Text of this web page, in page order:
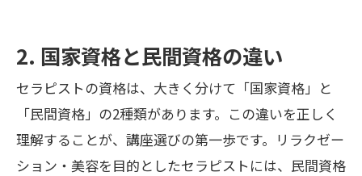
2. 国家資格と民間資格の違い
セラピストの資格は、大きく分けて「国家資格」と
「民間資格」の2種類があります。この違いを正しく
理解することが、講座選びの第一歩です。リラクゼー
ション・美容を目的としたセラピストには、民間資格